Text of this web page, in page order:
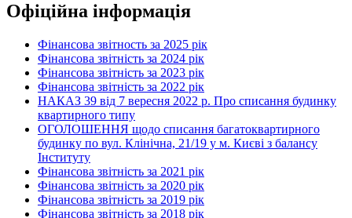
Офіційна інформація
Фінансова звітность за 2025 рік
Фінансова звітність за 2024 рік
Фінансова звітність за 2023 рік
Фінансова звітність за 2022 рік
НАКАЗ 39 від 7 вересня 2022 р. Про списання будинку
квартирного типу
ОГОЛОШЕННЯ щодо списання багатоквартирного
будинку по вул. Клінічна, 21/19 у м. Києві з балансу
Інституту
Фінансова звітність за 2021 рік
Фінансова звітність за 2020 рік
Фінансова звітність за 2019 рік
Фінансова звітність за 2018 рік